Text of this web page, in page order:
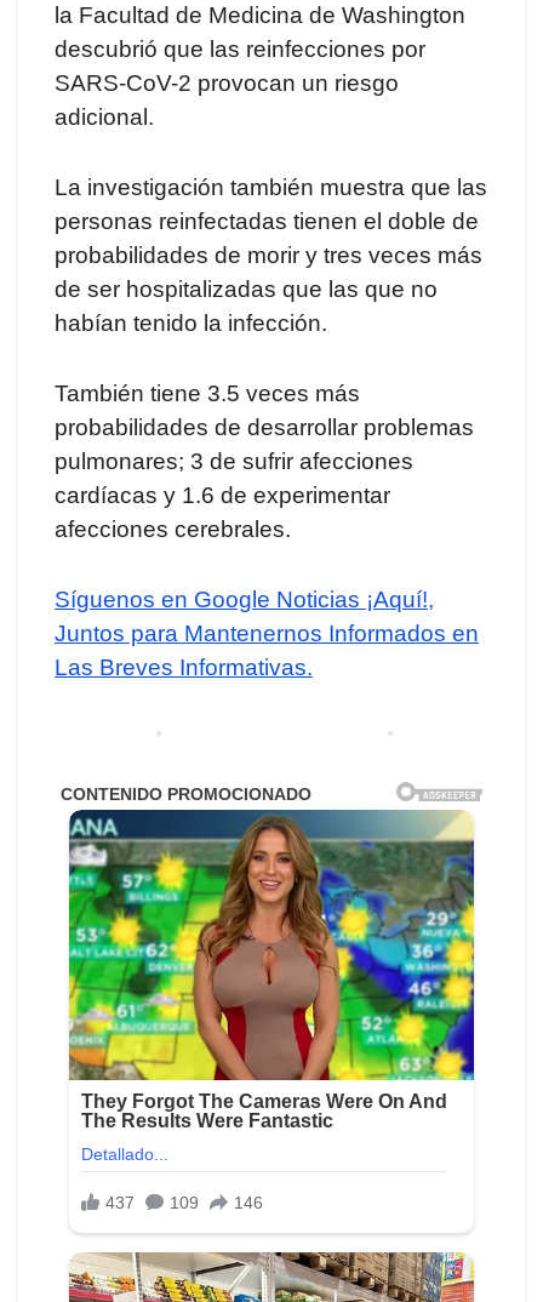
la Facultad de Medicina de Washington
descubrió que las reinfecciones por
SARS-CoV-2 provocan un riesgo
adicional.
La investigación también muestra que las
personas reinfectadas tienen el doble de
probabilidades de morir y tres veces más
de ser hospitalizadas que las que no
habían tenido la infección.
También tiene 3.5 veces más
probabilidades de desarrollar problemas
pulmonares; 3 de sufrir afecciones
cardíacas y 1.6 de experimentar
afecciones cerebrales.
Síguenos en Google Noticias ¡Aquí!,
Juntos para Mantenernos Informados en
Las Breves Informativas.